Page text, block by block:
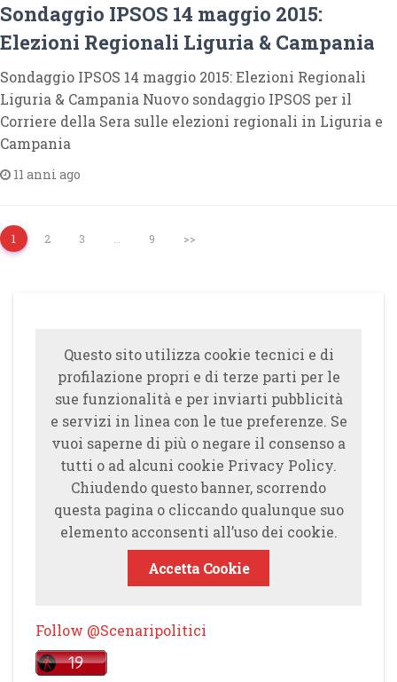
Sondaggio IPSOS 14 maggio 2015:
Elezioni Regionali Liguria & Campania
Sondaggio IPSOS 14 maggio 2015: Elezioni Regionali
Liguria & Campania Nuovo sondaggio IPSOS per il
Corriere della Sera sulle elezioni regionali in Liguria e
Campania
11 anni ago
1 2 3 9 >>
Questo sito utilizza cookie tecnici e di
profilazione propri e di terze parti per le
sue funzionalità e per inviarti pubblicità
e servizi in linea con le tue preferenze. Se
vuoi saperne di più o negare il consenso a
tutti o ad alcuni cookie Privacy Policy.
Chiudendo questo banner, scorrendo
questa pagina o cliccando qualunque suo
elemento acconsenti all’uso dei cookie.
Accetta Cookie
Follow @Scenaripolitici